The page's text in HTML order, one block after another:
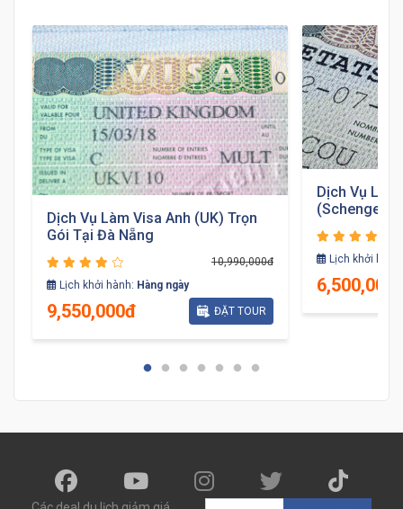
Dịch Vụ Làm Visa Anh (UK) Trọn
Gói Tại Đà Nẵng
10,990,000đ
Lịch khởi hành: Hàng ngày
9,550,000đ ĐẶT TOUR
Dịch Vụ
(Schengen)
Lịch khởi